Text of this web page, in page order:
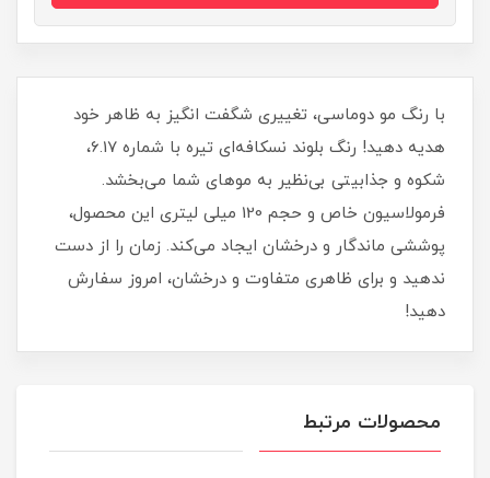
با رنگ مو دوماسی، تغییری شگفت‌ انگیز به ظاهر خود
هدیه دهید! رنگ بلوند نسکافه‌ای تیره با شماره 6.17،
شکوه و جذابیتی بی‌نظیر به موهای شما می‌بخشد.
فرمولاسیون خاص و حجم 120 میلی‌ لیتری این محصول،
پوششی ماندگار و درخشان ایجاد می‌کند. زمان را از دست
ندهید و برای ظاهری متفاوت و درخشان، امروز سفارش
دهید!
محصولات مرتبط